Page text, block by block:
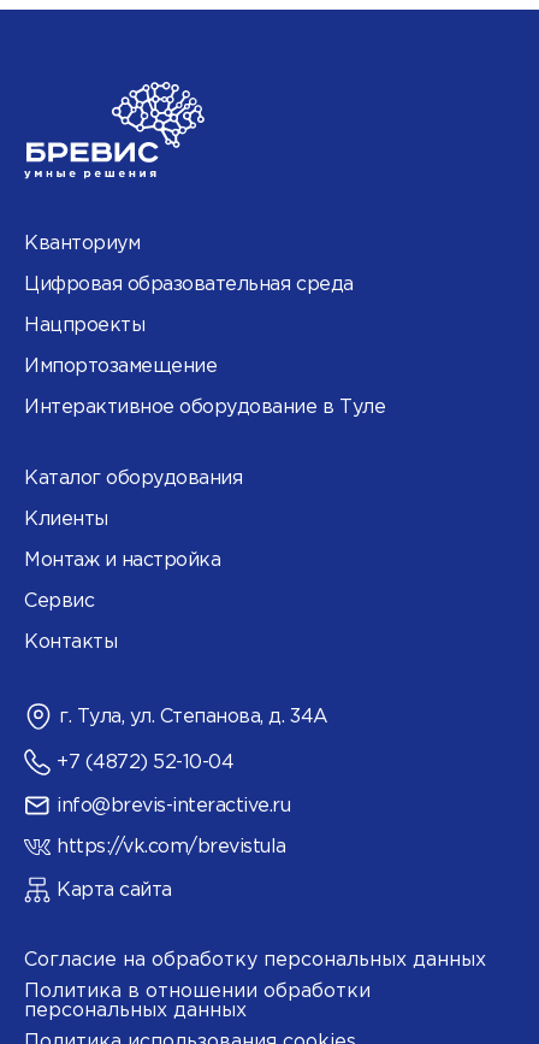
Кванториум
Цифровая образовательная среда
Нацпроекты
Импортозамещение
Интерактивное оборудование в Туле
Каталог оборудования
Клиенты
Монтаж и настройка
Сервис
Контакты
г. Тула, ул. Степанова, д. 34А
+7 (4872) 52-10-04
info@brevis-interactive.ru
https://vk.com/brevistula
Карта сайта
Согласие на обработку персональных данных
Политика в отношении обработки
персональных данных